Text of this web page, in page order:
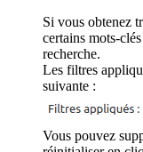
Si vous obtenez
certains mots-
recherche.
Les filtres
suivante :
Vous pouvez